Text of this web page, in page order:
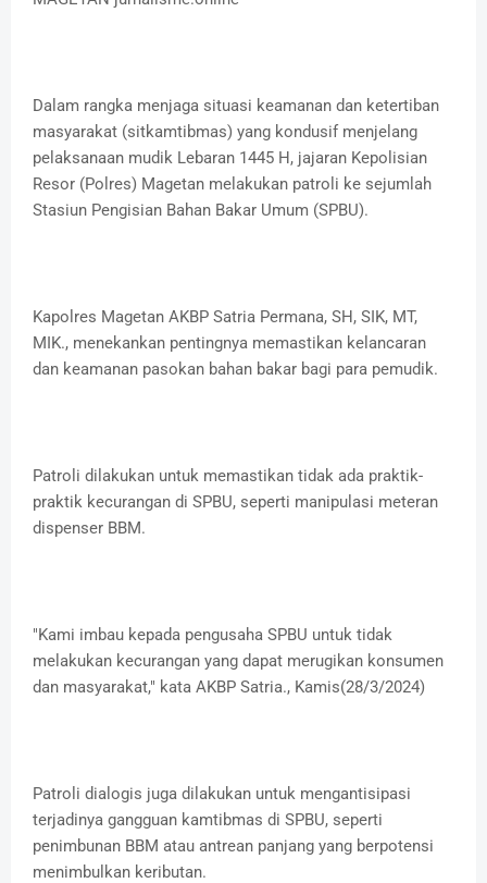
Dalam rangka menjaga situasi keamanan dan ketertiban
masyarakat (sitkamtibmas) yang kondusif menjelang
pelaksanaan mudik Lebaran 1445 H, jajaran Kepolisian
Resor (Polres) Magetan melakukan patroli ke sejumlah
Stasiun Pengisian Bahan Bakar Umum (SPBU).
Kapolres Magetan AKBP Satria Permana, SH, SIK, MT,
MIK., menekankan pentingnya memastikan kelancaran
dan keamanan pasokan bahan bakar bagi para pemudik.
Patroli dilakukan untuk memastikan tidak ada praktik-
praktik kecurangan di SPBU, seperti manipulasi meteran
dispenser BBM.
"Kami imbau kepada pengusaha SPBU untuk tidak
melakukan kecurangan yang dapat merugikan konsumen
dan masyarakat," kata AKBP Satria., Kamis(28/3/2024)
Patroli dialogis juga dilakukan untuk mengantisipasi
terjadinya gangguan kamtibmas di SPBU, seperti
penimbunan BBM atau antrean panjang yang berpotensi
menimbulkan keributan.